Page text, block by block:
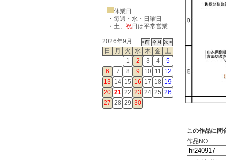
休業日
・毎週・水・日曜日
・ 土、 祝日は平常営業
2026年9月
日
月 火 水 木 金
土
1
2 3 4
5
6
7 8 9 10 11 12
13 14 15 16 17 18 19
20 21 22 23 24 25 26
27 28 29 30
この作品に問
作品NO